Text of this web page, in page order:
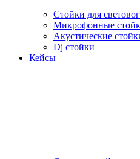
Стойки для
Микрофонные
Акустические
Dj стойки
Кейсы